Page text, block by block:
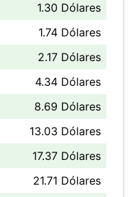
1.30 Dólares
1.74 Dólares
2.17 Dólares
4.34 Dólares
8.69 Dólares
13.03 Dólares
17.37 Dólares
21.71 Dólares